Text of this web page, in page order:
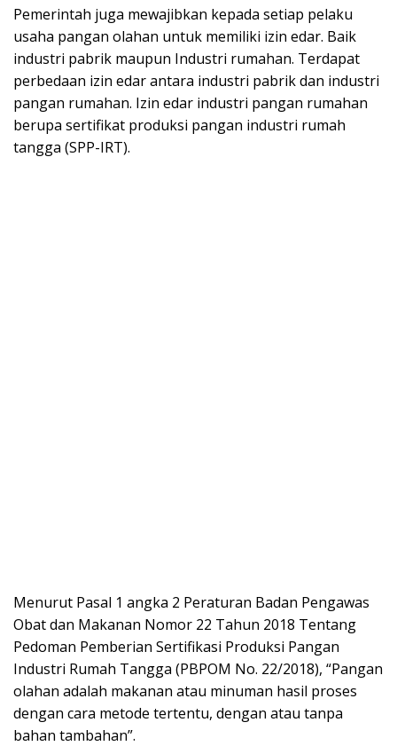
Pemerintah juga mewajibkan kepada setiap pelaku
usaha pangan olahan untuk memiliki izin edar. Baik
industri pabrik maupun Industri rumahan. Terdapat
perbedaan izin edar antara industri pabrik dan industri
pangan rumahan. Izin edar industri pangan rumahan
berupa sertifikat produksi pangan industri rumah
tangga (SPP-IRT).
Menurut Pasal 1 angka 2 Peraturan Badan Pengawas
Obat dan Makanan Nomor 22 Tahun 2018 Tentang
Pedoman Pemberian Sertifikasi Produksi Pangan
Industri Rumah Tangga (PBPOM No. 22/2018), “Pangan
olahan adalah makanan atau minuman hasil proses
dengan cara metode tertentu, dengan atau tanpa
bahan tambahan”.